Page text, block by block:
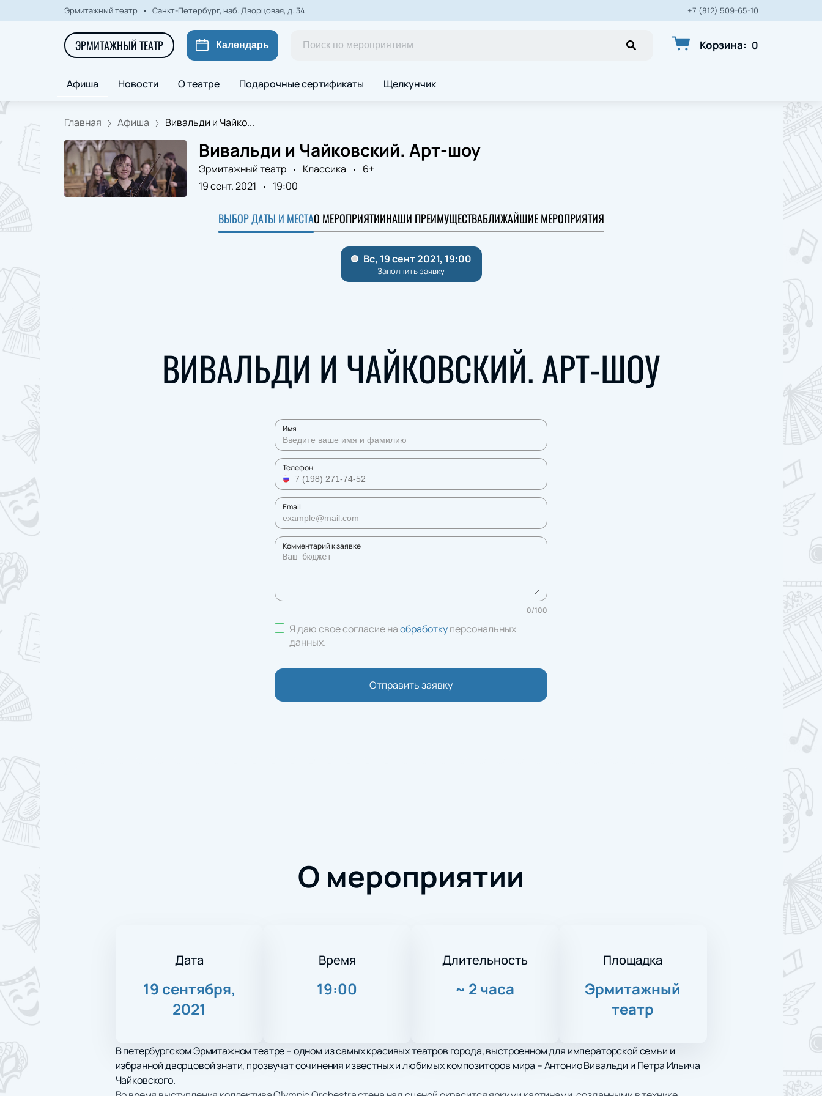
Эрмитажный театр Санкт-Петербург, наб. Дворцовая, д. 34 +7 (812) 509-65-10
ЭРМИТАЖНЫЙ ТЕАТР Календарь Корзина: 0
Афиша Новости О театре Подарочные сертификаты Щелкунчик
Главная Афиша Вивальди и Чайко...
Вивальди и Чайковский. Арт-шоу
Эрмитажный театр Классика
6+
19 сент. 2021
19:00
ВЫБОР ДАТЫ И МЕСТАО МЕРОПРИЯТИИНАШИ ПРЕИМУЩЕСТВАБЛИЖАЙШИЕ МЕРОПРИЯТИЯ
ВИВАЛЬДИ И ЧАЙКОВСКИЙ. АРТ-ШОУ
Имя
Телефон
Email
Комментарий к заявке
0/100
Я даю свое согласие наобработкуперсональных
данных.
Отправить заявку
О мероприятии
Дата
19 сентября,
2021
Время
19:00
Длительность
~ 2 часа
Площадка
Эрмитажный
театр
В петербургском Эрмитажном театре – одном из самых красивых театров города, выстроенном для императорской семьи и
избранной дворцовой знати, прозвучат сочинения известных и любимых композиторов мира – Антонио Вивальди и Петра Ильича
Чайковского.